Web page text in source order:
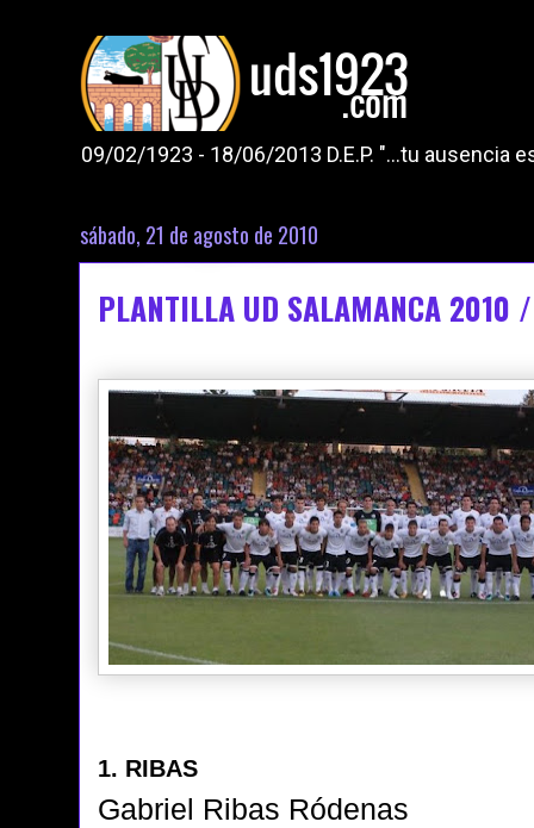
09/02/1923 - 18/06/2013 D.E.P. "...tu ausencia
sábado, 21 de agosto de 2010
PLANTILLA UD SALAMANCA 2010
1. RIBAS
Gabriel Ribas Ródenas